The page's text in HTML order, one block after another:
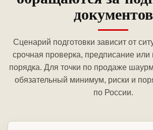
документов
Сценарий подготовки зависит от
срочная проверка, предписание или
порядка. Для точки по продаже
обязательный минимум, риски и
по России.